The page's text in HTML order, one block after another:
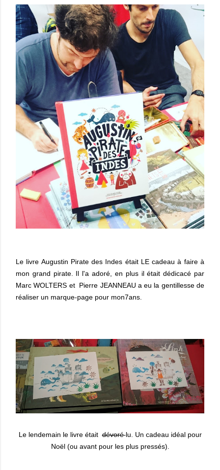
Le livre Augustin Pirate des Indes était LE cadeau à faire à
mon grand pirate. Il l'a adoré, en plus il était dédicacé par
Marc WOLTERS et Pierre JEANNEAU a eu la gentillesse de
réaliser un marque-page pour mon7ans.
Le lendemain le livre étaitdévorélu. Un cadeau idéal pour
Noël (ou avant pour les plus pressés).